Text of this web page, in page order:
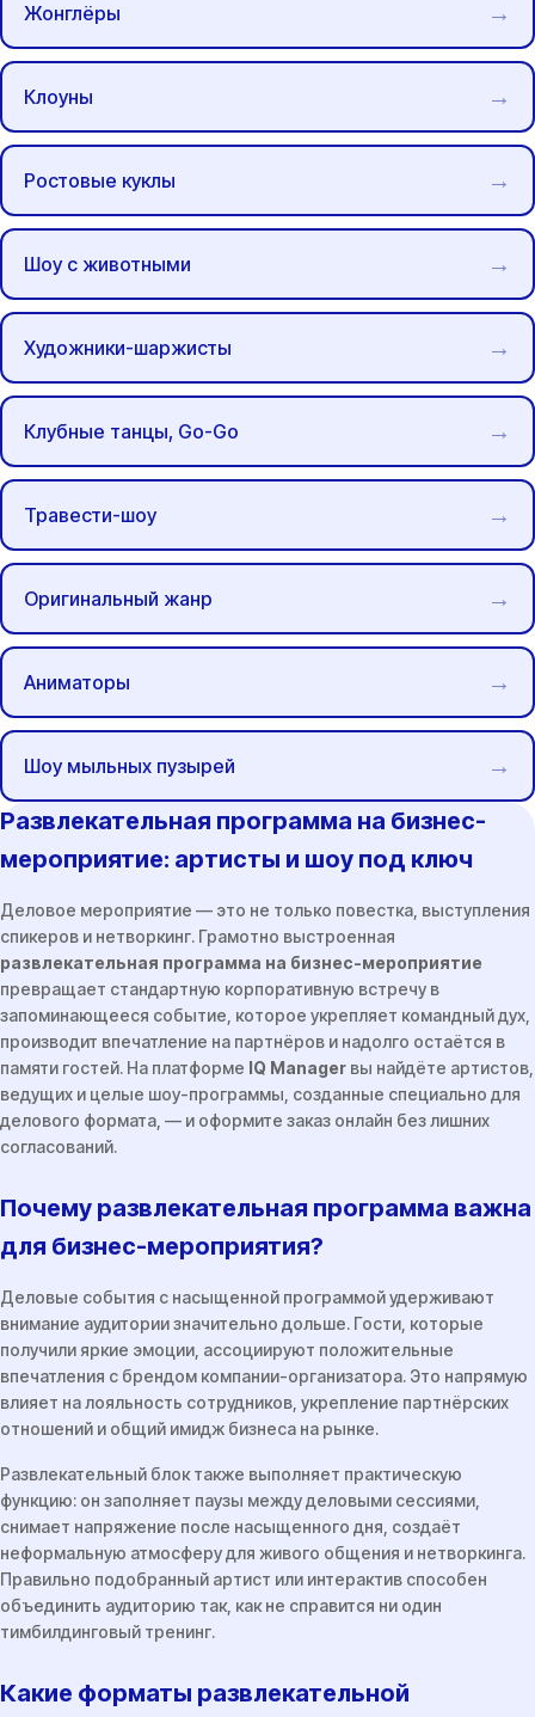
Жонглёры
Клоуны
Ростовые куклы
Шоу с животными
Художники-шаржисты
Клубные танцы, Go-Go
Травести-шоу
Оригинальный жанр
Аниматоры
Шоу мыльных пузырей
Развлекательная программа на бизнес-
мероприятие: артисты и шоу под ключ
Деловое мероприятие — это не только повестка, выступления
спикеров и нетворкинг. Грамотно выстроенная
развлекательная программа на бизнес-мероприятие
превращает стандартную корпоративную встречу в
запоминающееся событие, которое укрепляет командный дух,
производит впечатление на партнёров и надолго остаётся в
памяти гостей. На платформе IQ Manager вы найдёте артистов,
ведущих и целые шоу-программы, созданные специально для
делового формата, — и оформите заказ онлайн без лишних
согласований.
Почему развлекательная программа важна
для бизнес-мероприятия?
Деловые события с насыщенной программой удерживают
внимание аудитории значительно дольше. Гости, которые
получили яркие эмоции, ассоциируют положительные
впечатления с брендом компании-организатора. Это напрямую
влияет на лояльность сотрудников, укрепление партнёрских
отношений и общий имидж бизнеса на рынке.
Развлекательный блок также выполняет практическую
функцию: он заполняет паузы между деловыми сессиями,
снимает напряжение после насыщенного дня, создаёт
неформальную атмосферу для живого общения и нетворкинга.
Правильно подобранный артист или интерактив способен
объединить аудиторию так, как не справится ни один
тимбилдинговый тренинг.
Какие форматы развлекательной